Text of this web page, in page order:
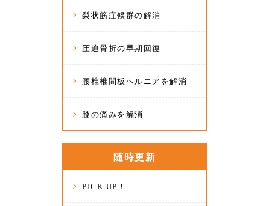
梨状筋症候群の解消
圧迫骨折の早期回復
腰椎椎間板ヘルニアを解消
膝の痛みを解消
随時更新
PICK UP！